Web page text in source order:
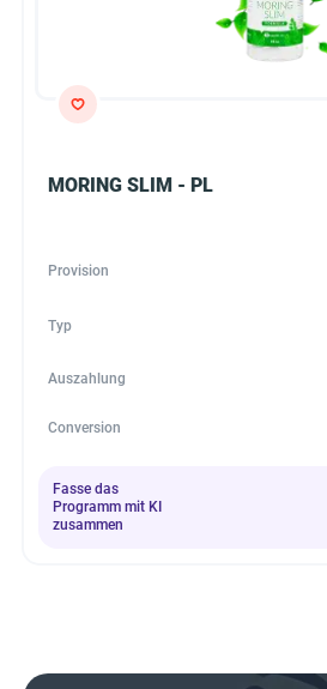
MORING SLIM - PL
Provision
Typ
Auszahlung
Conversion
Fasse das
Programm mit KI
zusammen